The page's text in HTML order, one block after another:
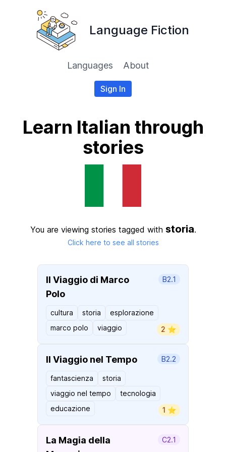
Language Fiction
Languages About
Sign In
Learn Italian through
stories
You are viewing stories tagged with storia.
Click here to see all stories
Il Viaggio di Marco
Polo
B2.1
cultura storia
esplorazione
marco polo
viaggio 2 ⭐️
Il Viaggio nel Tempo B2.2
fantascienza
storia
viaggio nel tempo
tecnologia
educazione
1 ⭐️
La Magia della
C2.1